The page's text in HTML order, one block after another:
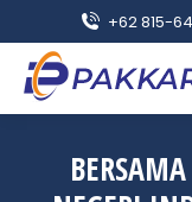
+62 815-